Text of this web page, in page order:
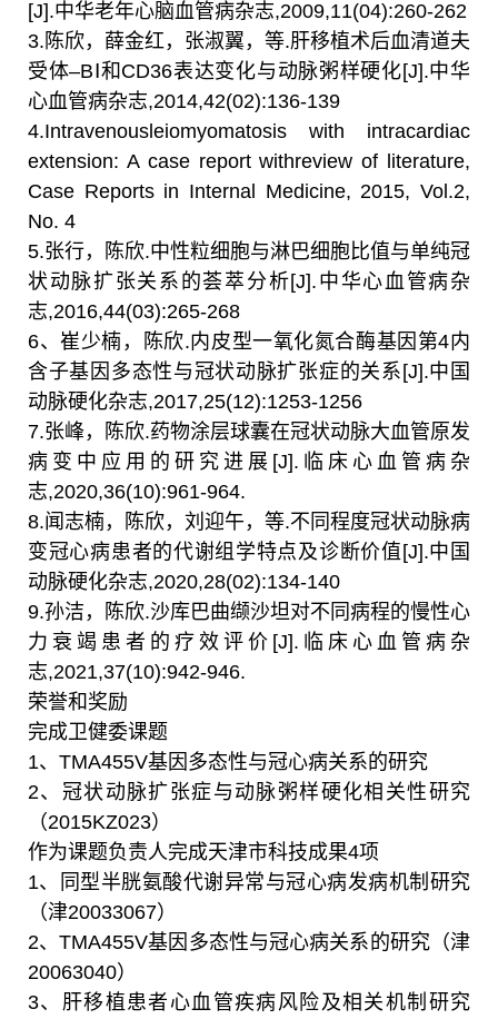
[J].中华老年心脑血管病杂志,2009,11(04):260-262
3. 陈欣，薛金红，张淑翼，等.肝移植术后血清道夫
受体–BⅠ和 CD36表达变化与动脉粥样硬化[J].中华
心血管病杂志,2014,42(02):136-139
4.Intravenousleiomyomatosis with intracardiac
extension: A case report withreview of literature,
Case Reports in Internal Medicine, 2015, Vol.2,
No. 4
5.张行，陈欣.中性粒细胞与淋巴细胞比值与单纯冠
状动脉扩张关系的荟萃分析[J]. 中华心血管病杂
志,2016,44(03):265-268
6、崔少楠，陈欣.内皮型一氧化氮合酶基因第4内
含子基因多态性与冠状动脉扩张症的关系[J].中国
动脉硬化杂志,2017,25(12):1253-1256
7.张峰，陈欣.药物涂层球囊在冠状动脉大血管原发
病变中应用的研究进展 [J]. 临床心血管病杂
志,2020,36(10):961-964.
8.闻志楠，陈欣，刘迎午，等.不同程度冠状动脉病
变冠心病患者的代谢组学特点及诊断价值[J].中国
动脉硬化杂志,2020,28(02):134-140
9.孙洁，陈欣.沙库巴曲缬沙坦对不同病程的慢性心
力衰竭患者的疗效评价 [J]. 临床心血管病杂
志,2021,37(10):942-946.
荣誉和奖励
完成卫健委课题
1、 TMA455V基因多态性与冠心病关系的研究
2、冠状动脉扩张症与动脉粥样硬化相关性研究
（2015KZ023）
作为课题负责人完成天津市科技成果4项
1、同型半胱氨酸代谢异常与冠心病发病机制研究
（津20033067）
2、TMA455V基因多态性与冠心病关系的研究（津
20063040）
3、肝移植患者心血管疾病风险及相关机制研究